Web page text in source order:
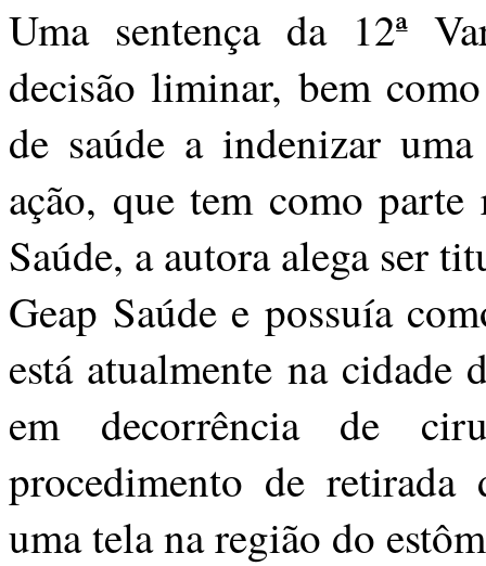
Uma sentença da 12ª
decisão liminar, bem
de saúde a indenizar
ação, que tem como
Saúde, a autora alega ser
Geap Saúde e possuía
está atualmente na
em decorrência de
procedimento de
uma tela na região do